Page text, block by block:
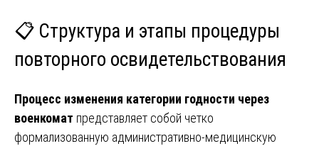
📋 Структура и этапы процедуры
повторного освидетельствования
Процесс изменения категории годности через
военкомат представляет собой четко
формализованную административно-медицинскую